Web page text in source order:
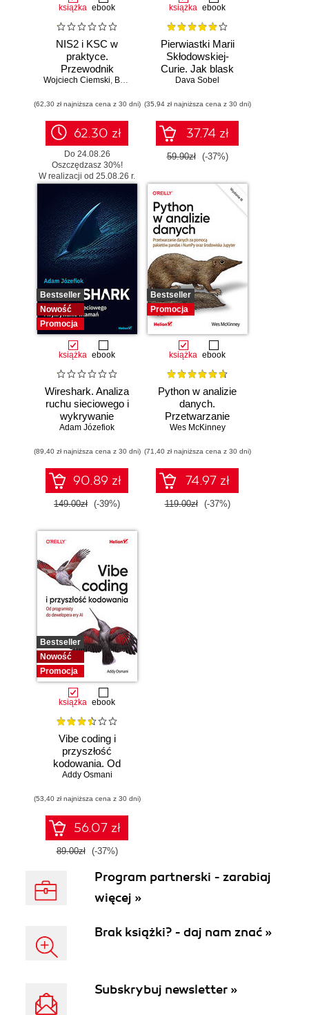
książka ebook
NIS2 i KSC w
praktyce.
Przewodnik
wdrożeniowy dla
Wojciech Ciemski, Bartłomiej Wieczorek
(62,30 zł najniższa cena z 30 dni)
62.30 zł
Do 24.08.26
Oszczędzasz 30%!
W realizacji od 25.08.26 r.
książka ebook
Pierwiastki Marii
Skłodowskiej-
Curie. Jak blask
radu oświetlił drogę
świecie nauki
Dava Sobel
(35,94 zł najniższa cena z 30 dni)
37.74 zł
59.90zł (-37%)
Bestseller
Nowość
Promocja
książka ebook
Wireshark. Analiza
ruchu sieciowego i
wykrywanie
włamań
Adam Józefiok
(89,40 zł najniższa cena z 30 dni)
90.89 zł
149.00zł (-39%)
Bestseller
Promocja
książka ebook
Python w analizie
danych.
Przetwarzanie
danych za pomocą
NumPy oraz
środowiska
Jupyter. Wydanie
III
Wes McKinney
(71,40 zł najniższa cena z 30 dni)
74.97 zł
119.00zł (-37%)
Bestseller
Nowość
Promocja
książka ebook
Vibe coding i
przyszłość
kodowania. Od
programisty do
Addy Osmani
(53,40 zł najniższa cena z 30 dni)
56.07 zł
89.00zł (-37%)
Program partnerski - zarabiaj
więcej »
Brak książki? - daj nam znać »
Subskrybuj newsletter »